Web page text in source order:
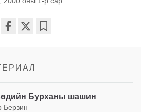
Бурханы шашин
Берзин